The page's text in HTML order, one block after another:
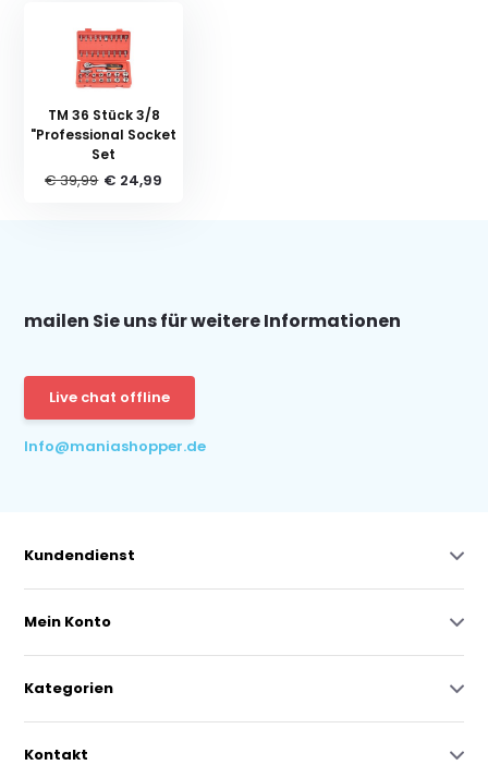
TM 36 Stück 3/8
"Professional Socket
Set
€ 39,99 € 24,99
mailen Sie uns für weitere Informationen
Live chat offline
Info@maniashopper.de
Kundendienst
Mein Konto
Kategorien
Kontakt